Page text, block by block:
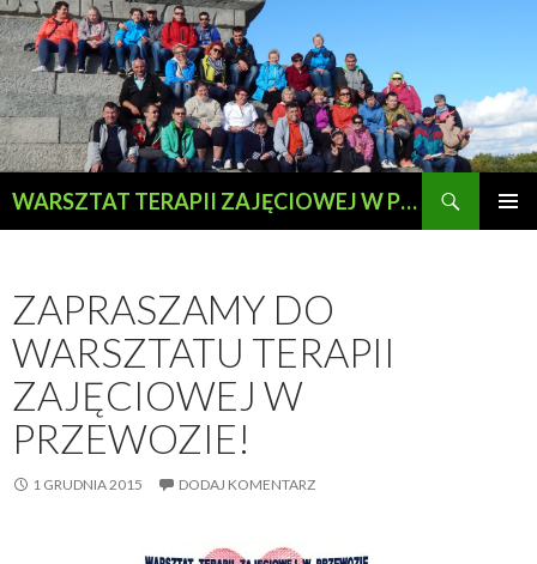
WARSZTAT TERAPII ZAJĘCIOWEJ W PRZEWOZIE
ZAPRASZAMY DO
WARSZTATU TERAPII
ZAJĘCIOWEJ W
PRZEWOZIE!
1 GRUDNIA 2015 DODAJ KOMENTARZ